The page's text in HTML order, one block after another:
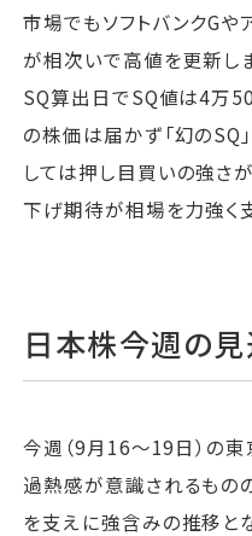
市場でもソフトバンクG
が相次いで高値を更新し
SQ算出日でSQ値は4万
の株価は届かず「幻のSQ
しては押し目買いの強さ
下げ期待が相場を力強く
日本株今週の見
今週（9月16〜19日）の
過熱感が意識されるもの
を支えに強含みの推移と